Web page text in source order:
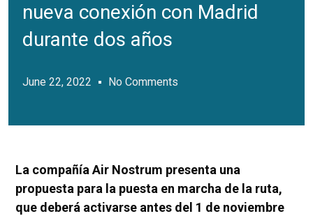
nueva conexión con Madrid
durante dos años
June 22, 2022 No Comments
La compañía Air Nostrum presenta una
propuesta para la puesta en marcha de la ruta,
que deberá activarse antes del 1 de noviembre